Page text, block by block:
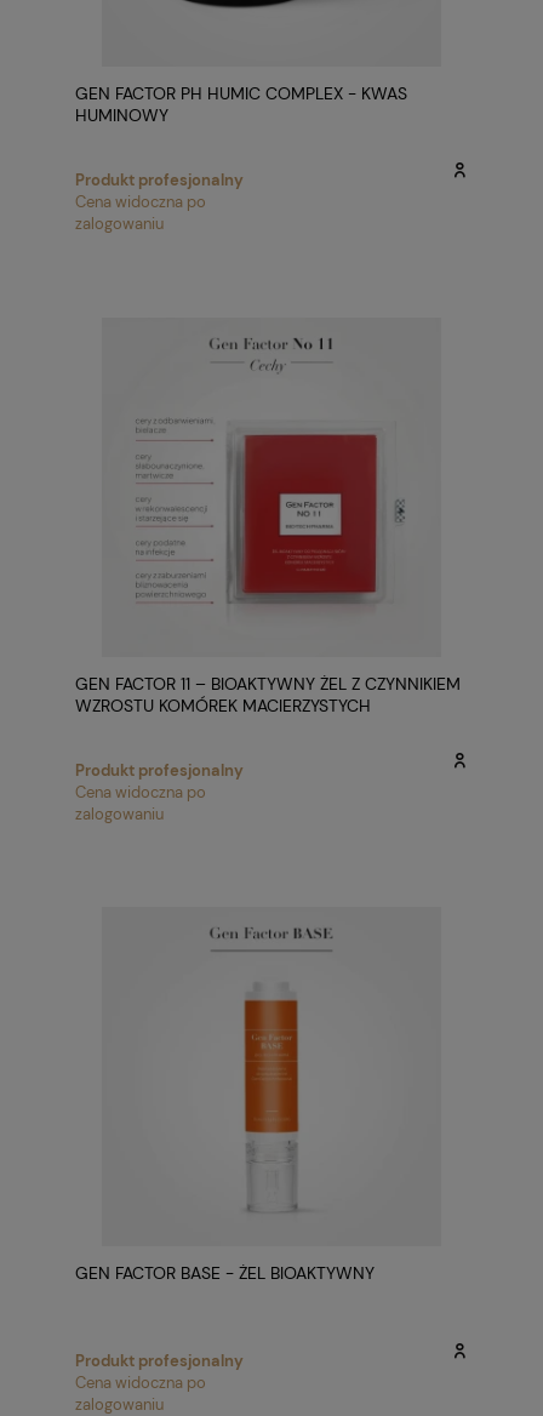
GEN FACTOR PH HUMIC COMPLEX - KWAS
HUMINOWY
Produkt profesjonalny
Cena widoczna po
zalogowaniu
GEN FACTOR 11 – BIOAKTYWNY ŻEL Z CZYNNIKIEM
WZROSTU KOMÓREK MACIERZYSTYCH
Produkt profesjonalny
Cena widoczna po
zalogowaniu
GEN FACTOR BASE - ŻEL BIOAKTYWNY
Produkt profesjonalny
Cena widoczna po
zalogowaniu